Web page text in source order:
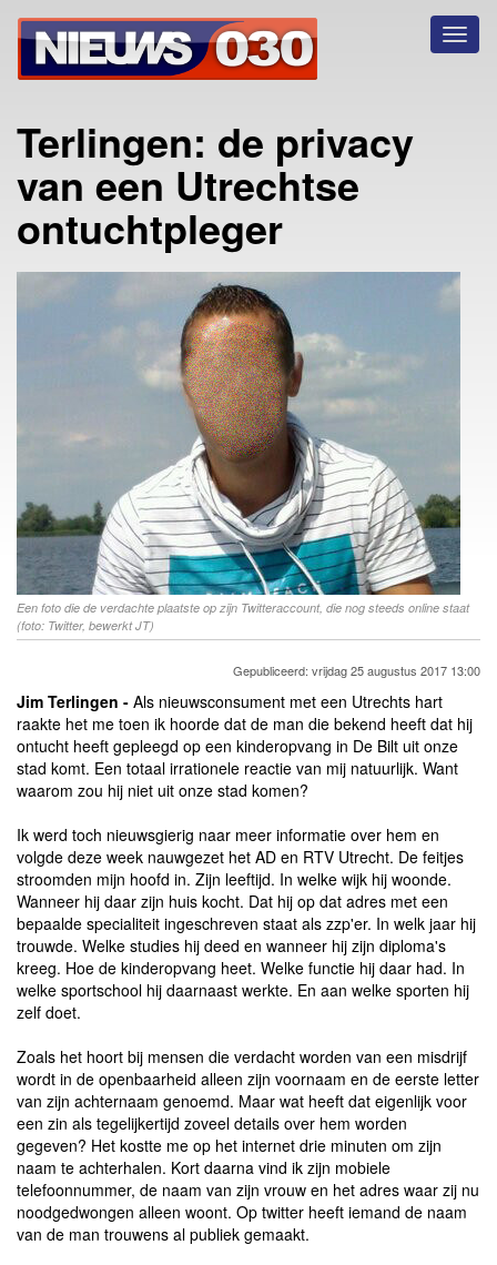
Terlingen: de privacy
van een Utrechtse
ontuchtpleger
Een foto die de verdachte plaatste op zijn Twitteraccount, die nog steeds online staat
(foto: Twitter, bewerkt JT)
Gepubliceerd: vrijdag 25 augustus 2017 13:00
Jim Terlingen - Als nieuwsconsument met een Utrechts hart
raakte het me toen ik hoorde dat de man die bekend heeft dat hij
ontucht heeft gepleegd op een kinderopvang in De Bilt uit onze
stad komt. Een totaal irrationele reactie van mij natuurlijk. Want
waarom zou hij niet uit onze stad komen?
Ik werd toch nieuwsgierig naar meer informatie over hem en
volgde deze week nauwgezet het AD en RTV Utrecht. De feitjes
stroomden mijn hoofd in. Zijn leeftijd. In welke wijk hij woonde.
Wanneer hij daar zijn huis kocht. Dat hij op dat adres met een
bepaalde specialiteit ingeschreven staat als zzp'er. In welk jaar hij
trouwde. Welke studies hij deed en wanneer hij zijn diploma's
kreeg. Hoe de kinderopvang heet. Welke functie hij daar had. In
welke sportschool hij daarnaast werkte. En aan welke sporten hij
zelf doet.
Zoals het hoort bij mensen die verdacht worden van een misdrijf
wordt in de openbaarheid alleen zijn voornaam en de eerste letter
van zijn achternaam genoemd. Maar wat heeft dat eigenlijk voor
een zin als tegelijkertijd zoveel details over hem worden
gegeven? Het kostte me op het internet drie minuten om zijn
naam te achterhalen. Kort daarna vind ik zijn mobiele
telefoonnummer, de naam van zijn vrouw en het adres waar zij nu
noodgedwongen alleen woont. Op twitter heeft iemand de naam
van de man trouwens al publiek gemaakt.